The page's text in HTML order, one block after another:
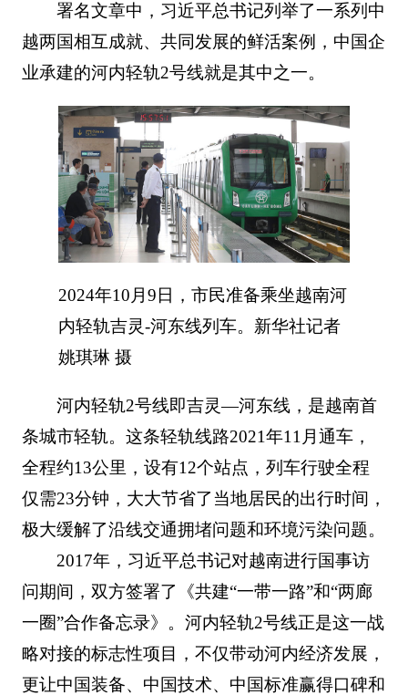
署名文章中，习近平总书记列举了一系列中
越两国相互成就、共同发展的鲜活案例，中国企
业承建的河内轻轨2号线就是其中之一。
2024年10月9日，市民准备乘坐越南河
内轻轨吉灵-河东线列车。新华社记者
姚琪琳 摄
河内轻轨2号线即吉灵—河东线，是越南首
条城市轻轨。这条轻轨线路2021年11月通车，
全程约13公里，设有12个站点，列车行驶全程
仅需23分钟，大大节省了当地居民的出行时间，
极大缓解了沿线交通拥堵问题和环境污染问题。
2017年，习近平总书记对越南进行国事访
问期间，双方签署了《共建“一带一路”和“两廊
一圈”合作备忘录》。河内轻轨2号线正是这一战
略对接的标志性项目，不仅带动河内经济发展，
更让中国装备、中国技术、中国标准赢得口碑和